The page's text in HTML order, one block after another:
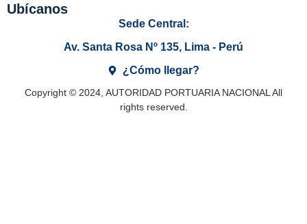
Ubícanos
Sede Central:
Av. Santa Rosa Nº 135, Lima - Perú
¿Cómo llegar?
Copyright © 2024, AUTORIDAD PORTUARIA NACIONAL All
rights reserved.